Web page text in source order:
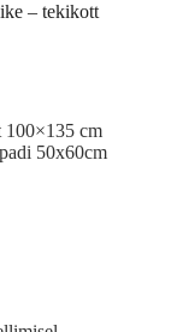
– tekikott
cm
50x60cm